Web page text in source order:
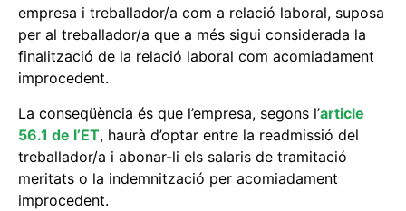
empresa i treballador/a com a relació laboral, suposa
per al treballador/a que a més sigui considerada la
finalització de la relació laboral com acomiadament
improcedent.
La conseqüència és que l’empresa, segons l’article
56.1 de l’ET, haurà d’optar entre la readmissió del
treballador/a i abonar-li els salaris de tramitació
meritats o la indemnització per acomiadament
improcedent.